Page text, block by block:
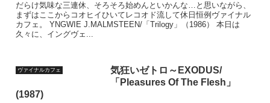
だらけ気味な三連休、そろそろ始めんといかんな…と思いながら、
まずはここからコオヒイひいてレコオド流して休日恒例ヴァイナル
カフェ。 YNGWIE J.MALMSTEEN/「Trilogy」（1986） 本日は
久々に、イングヴェ...
ヴァイナルカフェ
気狂いゼトロ～EXODUS/
「Pleasures Of The Flesh」
(1987)